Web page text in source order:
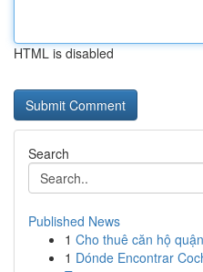
HTML is disabled
Search
Published News
1 Cho thuê căn hộ
1 Dónde Encontrar